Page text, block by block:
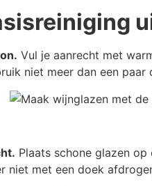
Vul je aanrecht met
niet meer dan een
Plaats schone glazen
niet met een doek